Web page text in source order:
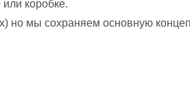
коробке.
но мы сохраняем основную